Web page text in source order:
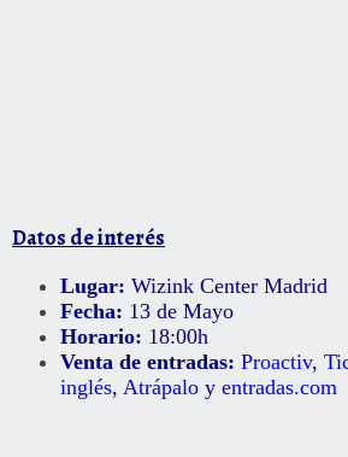
Datos de interés
Lugar: Wizink Center Madrid
Fecha: 13 de Mayo
Horario: 18:00h
Venta de entradas: Proactiv,
inglés, Atrápalo y entradas.com